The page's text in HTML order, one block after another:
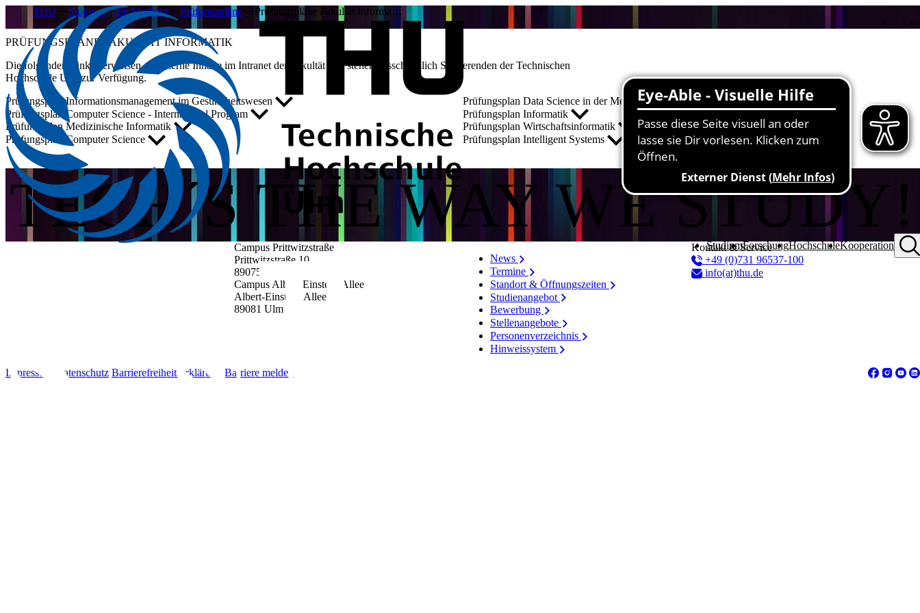
StudiumForschungHochschuleKooperation
THU Studium Im Studium Prüfungspläne Prüfungspläne Fakultät Informa…
PRÜFUNGSPLÄNE FAKULTÄT INFORMATIK
Die folgenden Links verweisen auf interne Inhalte im Intranet der Fakultät und stehen ausschließlich Studierenden der Technischen
Hochschule Ulm zur Verfügung.
Prüfungsplan Informationsmanagement im Gesundheitswesen
Prüfungsplan Data Science in der Medizin
Prüfungsplan Computer Science - International Program
Prüfungsplan Informatik
Prüfungsplan Medizinische Informatik
Prüfungsplan Wirtschaftsinformatik
Prüfungsplan Computer Science
Prüfungsplan Intelligent Systems
TECH´S THE WAY WE STUDY!
Campus Prittwitzstraße
Prittwitzstraße 10
89075
Campus Albert-Einstein-Allee
Albert-Einstein-Allee 53/​55
89081 Ulm
News
Termine
Standort & Öffnungszeiten
Studienangebot
Bewerbung
Stellenangebote
Personenverzeichnis
Hinweissystem
Kontakt & Service
+49 (0)731 96537-100
info(at)thu.de
Impressum Datenschutz Barrierefreiheitserklärung Barriere melden